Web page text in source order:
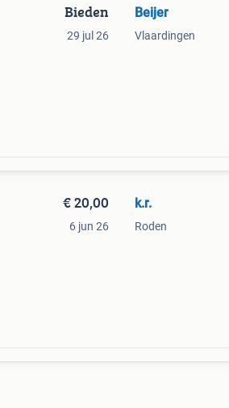
Bieden
29 jul 26
Beijer
Vlaardingen
€ 20,00
6 jun 26
k.r.
Roden